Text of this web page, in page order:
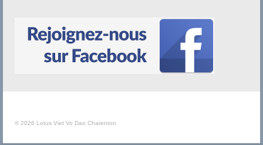
© 2026 Lotus Viet Vo Dao Charenton